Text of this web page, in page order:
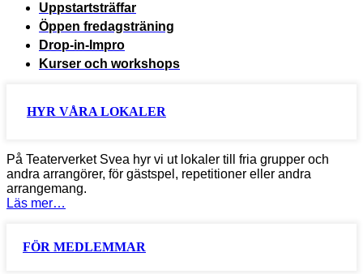
Uppstartsträffar
Öppen fredagsträning
Drop-in-Impro
Kurser och workshops
HYR VÅRA LOKALER
På Teaterverket Svea hyr vi ut lokaler till fria grupper och
andra arrangörer, för gästspel, repetitioner eller andra
arrangemang.
Läs mer…
FÖR MEDLEMMAR